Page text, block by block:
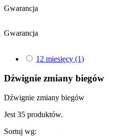
Gwarancja
Gwarancja
12 miesięcy (1)
Dźwignie zmiany biegów
Dźwignie zmiany biegów
Jest 35 produktów.
Sortuj wg: